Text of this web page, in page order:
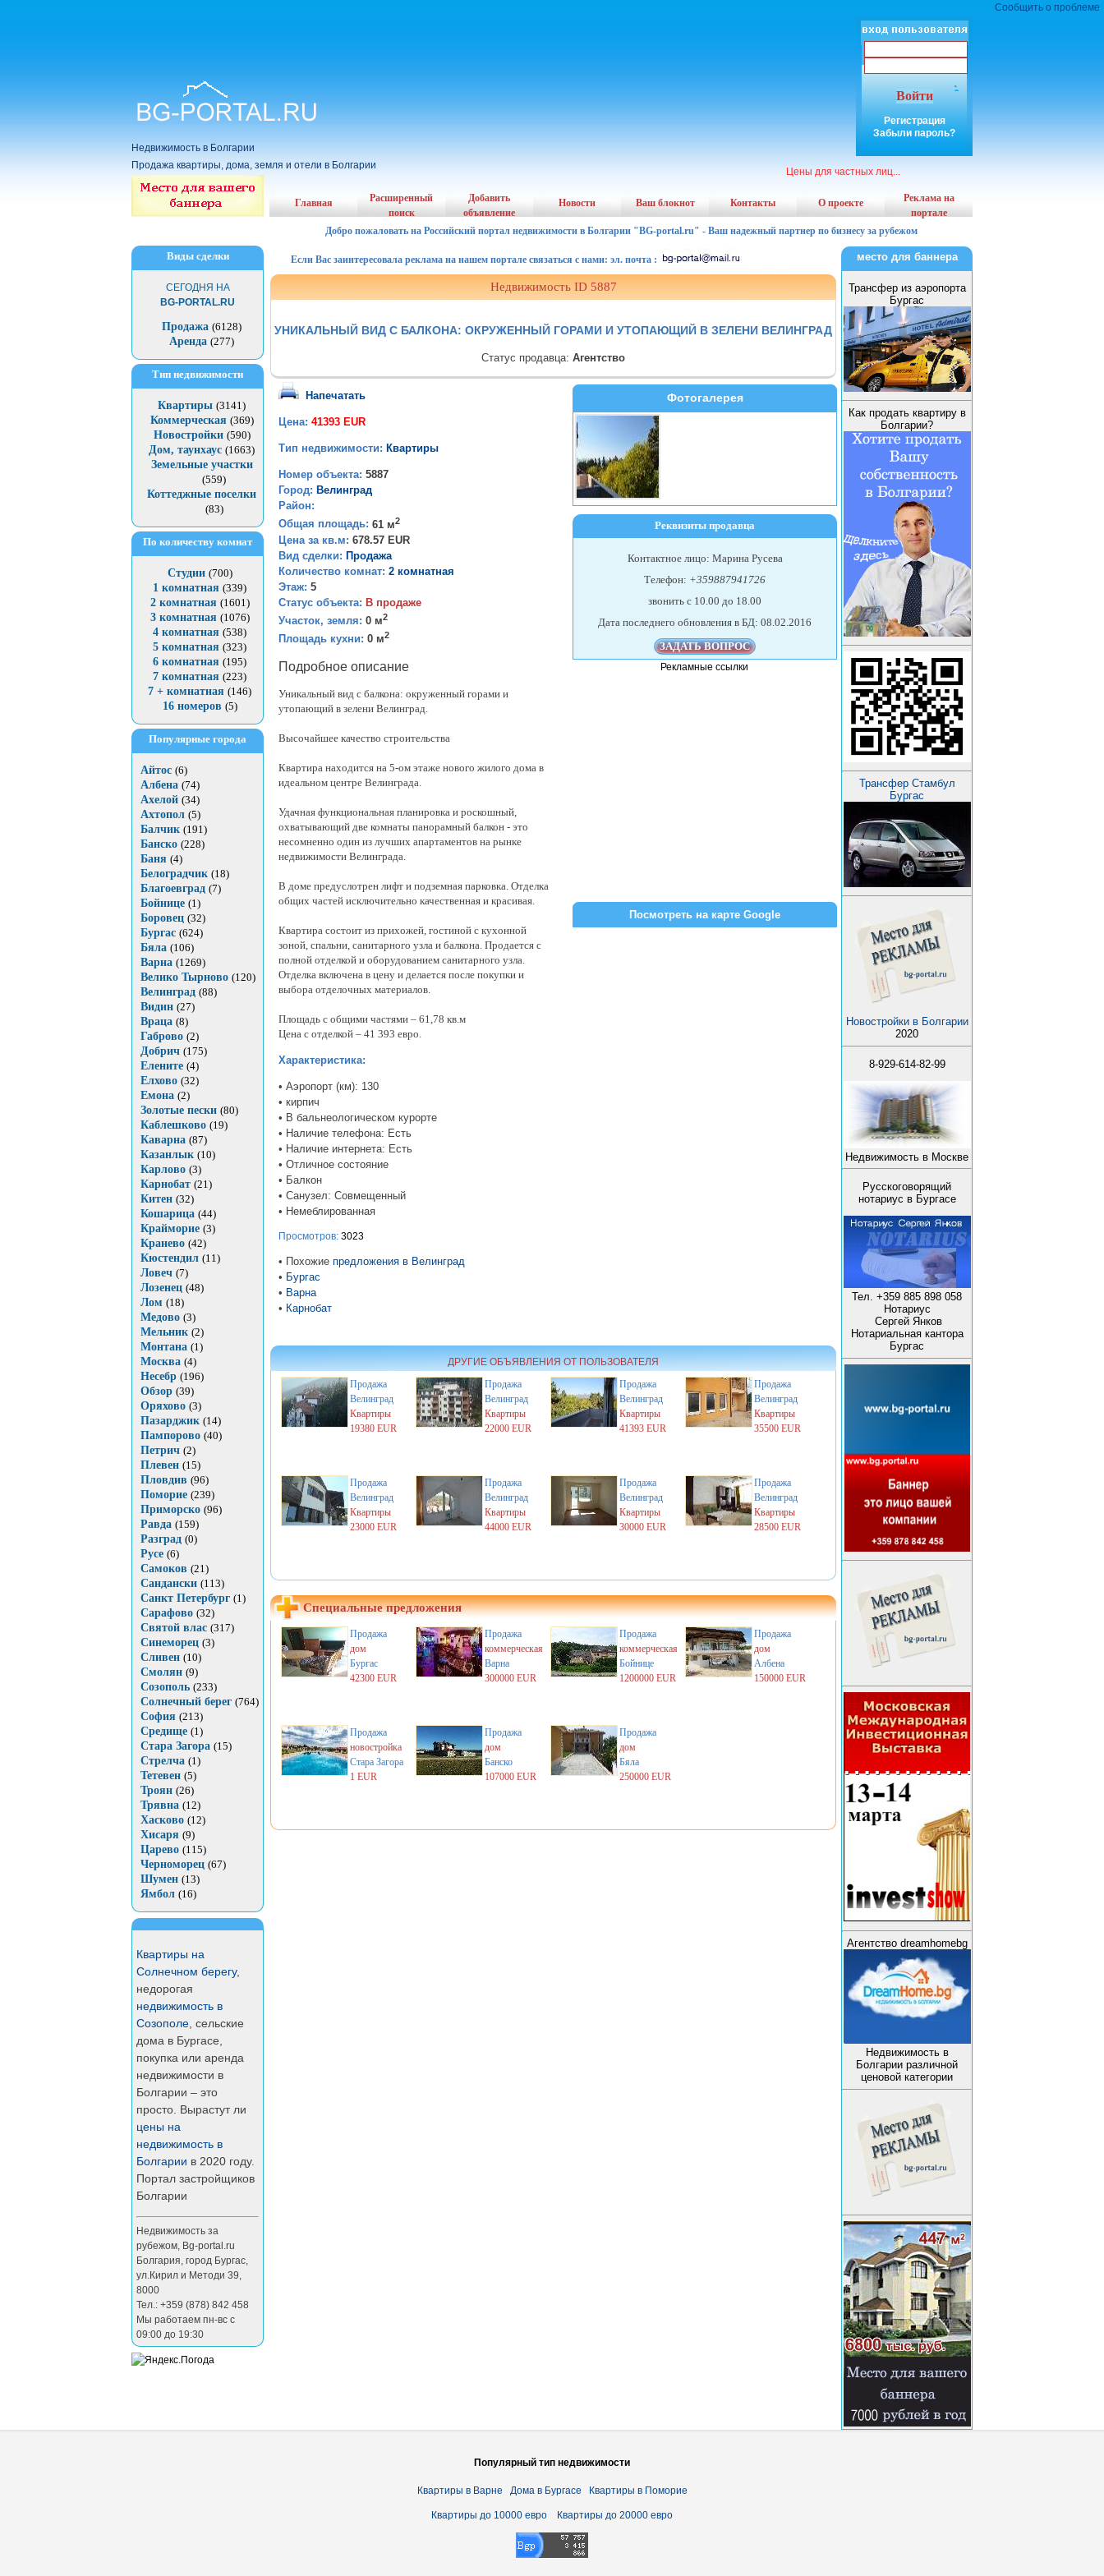
Сообщить о проблеме
Войти
Регистрация
Забыли пароль?
Цены для частных лиц...
Недвижимость в Болгарии
Продажа квартиры, дома, земля и отели в Болгарии
Виды сделки
СЕГОДНЯ НА
BG-PORTAL.RU
Продажа (6128)
Аренда (277)
Тип недвижимости
Квартиры (3141)
Коммерческая (369)
Новостройки (590)
Дом, таунхаус (1663)
Земельные участки
(559)
Коттеджные поселки
(83)
По количеству комнат
Студии (700)
1 комнатная (339)
2 комнатная (1601)
3 комнатная (1076)
4 комнатная (538)
5 комнатная (323)
6 комнатная (195)
7 комнатная (223)
7 + комнатная (146)
16 номеров (5)
Популярные города
Айтос (6)
Албена (74)
Ахелой (34)
Ахтопол (5)
Балчик (191)
Банско (228)
Баня (4)
Белоградчик (18)
Благоевград (7)
Бойнице (1)
Боровец (32)
Бургас (624)
Бяла (106)
Варна (1269)
Велико Тырново (120)
Велинград (88)
Видин (27)
Враца (8)
Габрово (2)
Добрич (175)
Елените (4)
Елхово (32)
Емона (2)
Золотые пески (80)
Каблешково (19)
Каварна (87)
Казанлык (10)
Карлово (3)
Карнобат (21)
Китен (32)
Кошарица (44)
Крайморие (3)
Кранево (42)
Кюстендил (11)
Ловеч (7)
Лозенец (48)
Лом (18)
Медово (3)
Мельник (2)
Монтана (1)
Москва (4)
Несебр (196)
Обзор (39)
Оряхово (3)
Пазарджик (14)
Пампорово (40)
Петрич (2)
Плевен (15)
Пловдив (96)
Поморие (239)
Приморско (96)
Равда (159)
Разград (0)
Русе (6)
Самоков (21)
Сандански (113)
Санкт Петербург (1)
Сарафово (32)
Святой влас (317)
Синеморец (3)
Сливен (10)
Смолян (9)
Созополь (233)
Солнечный берег (764)
София (213)
Средище (1)
Стара Загора (15)
Стрелча (1)
Тетевен (5)
Троян (26)
Трявна (12)
Хасково (12)
Хисаря (9)
Царево (115)
Черноморец (67)
Шумен (13)
Ямбол (16)
Квартиры на
Солнечном берегу,
недорогая
недвижимость в
Созополе , сельские
дома в Бургасе,
покупка или аренда
недвижимости в
Болгарии – это
просто. Вырастут ли
цены на
недвижимость в
Болгарии в 2020 году.
Портал застройщиков
Болгарии
Недвижимость за
рубежом, Bg-portal.ru
Болгария, город Бургас,
ул.Кирил и Методи 39,
8000
Тел.: +359 (878) 842 458
Мы работаем пн-вс с
09:00 до 19:30
Главная
Расширенный
поиск
Добавить
объявление
Новости Ваш блокнот Контакты О проекте
Реклама на
портале
Добро пожаловать на Российский портал недвижимости в Болгарии "BG-portal.ru" - Ваш надежный партнер по бизнесу за рубежом
Если Вас заинтересовала реклама на нашем портале связаться с нами: эл. почта :
Недвижимость ID 5887
УНИКАЛЬНЫЙ ВИД С БАЛКОНА: ОКРУЖЕННЫЙ ГОРАМИ И УТОПАЮЩИЙ В ЗЕЛЕНИ ВЕЛИНГРАД
Статус продавца: Агентство
Фотогалерея
Реквизиты продавца
Контактное лицо: Марина Русева
Телефон: +359887941726
звонить c 10.00 до 18.00
Дата последнего обновления в БД: 08.02.2016
Рекламные ссылки
Посмотреть на карте Google
Напечатать
Цена: 41393 EUR
Тип недвижимости: Квартиры
Номер объекта: 5887
Город: Велинград
Район:
Общая площадь: 61 м2
Цена за кв.м: 678.57 EUR
Вид сделки: Продажа
Количество комнат: 2 комнатная
Этаж: 5
Статус объекта: В продаже
Участок, земля: 0 м2
Площадь кухни: 0 м2
Подробное описание
Уникальный вид с балкона: окруженный горами и
утопающий в зелени Велинград.
Высочайшее качество строительства
Квартира находится на 5-ом этаже нового жилого дома в
идеальном центре Велинграда.
Удачная функциональная планировка и роскошный,
охватывающий две комнаты панорамный балкон - это
несомненно один из лучших апартаментов на рынке
недвижимости Велинграда.
В доме предуслотрен лифт и подземная парковка. Отделка
общих частей исключительно качественная и красивая.
Квартира состоит из прихожей, гостиной с кухонной
зоной, спальни, санитарного узла и балкона. Продается с
полной отделкой и оборудованием санитарного узла.
Отделка включена в цену и делается после покупки и
выбора отделочных материалов.
Площадь с общими частями – 61,78 кв.м
Цена с отделкой – 41 393 евро.
Характеристика:
• Аэропорт (км): 130
• кирпич
• В бальнеологическом курорте
• Наличие телефона: Есть
• Наличие интернета: Есть
• Отличное состояние
• Балкон
• Санузел: Совмещенный
• Немеблированная
Просмотров: 3023
• Похожие предложения в Велинград
• Бургас
• Варна
• Карнобат
ДРУГИЕ ОБЪЯВЛЕНИЯ ОТ ПОЛЬЗОВАТЕЛЯ
Продажа
Велинград
Квартиры
19380 EUR
Продажа
Велинград
Квартиры
22000 EUR
Продажа
Велинград
Квартиры
41393 EUR
Продажа
Велинград
Квартиры
35500 EUR
Продажа
Велинград
Квартиры
23000 EUR
Продажа
Велинград
Квартиры
44000 EUR
Продажа
Велинград
Квартиры
30000 EUR
Продажа
Велинград
Квартиры
28500 EUR
Специальные предложения
Продажа
дом
Бургас
42300 EUR
Продажа
коммерческая
Варна
300000 EUR
Продажа
коммерческая
Бойнице
1200000 EUR
Продажа
дом
Албена
150000 EUR
Продажа
новостройка
Стара Загора
1 EUR
Продажа
дом
Банско
107000 EUR
Продажа
дом
Бяла
250000 EUR
место для баннера
Трансфер из аэропорта
Бургас
Как продать квартиру в
Болгарии?
Трансфер Стамбул
Бургас
Новостройки в Болгарии
2020
8-929-614-82-99
Недвижимость в Москве
Русскоговорящий
нотариус в Бургасе
Тел. +359 885 898 058
Нотариус
Сергей Янков
Нотариальная кантора
Бургас
Агентство dreamhomebg
Недвижимость в
Болгарии различной
ценовой категории
Популярный тип недвижимости
Квартиры в Варне Дома в Бургасе Квартиры в Поморие
Квартиры до 10000 евро Квартиры до 20000 евро